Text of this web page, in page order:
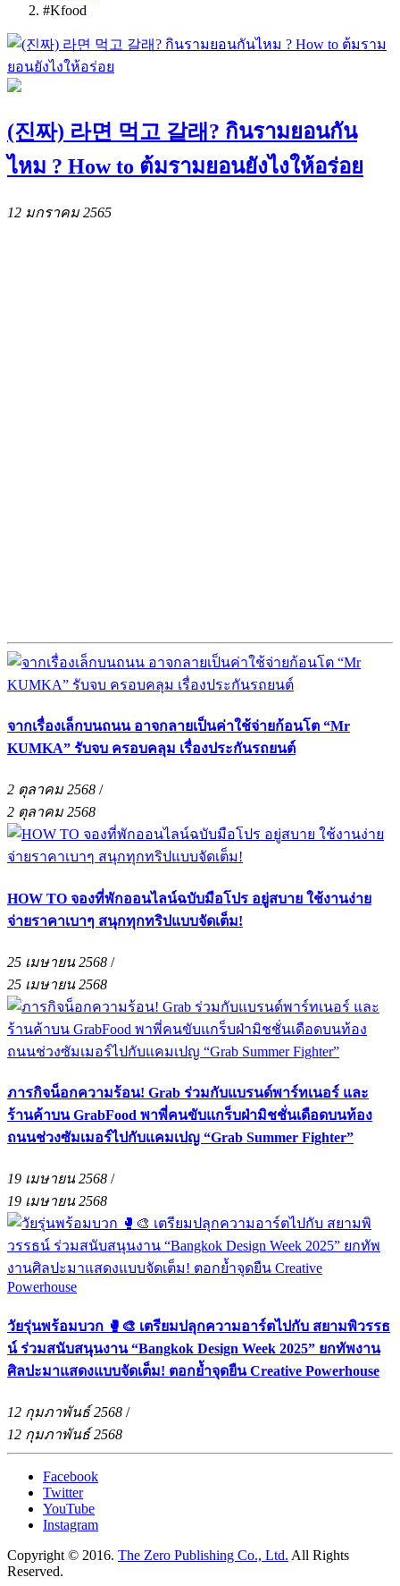
#Kfood
(진짜) 라면 먹고 갈래? กินรามยอนกัน
ไหม ? How to ต้มรามยอนยังไงให้อร่อย
12 มกราคม 2565
จากเรื่องเล็กบนถนน อาจกลายเป็นค่าใช้จ่ายก้อนโต “Mr
KUMKA” รับจบ ครอบคลุม เรื่องประกันรถยนต์
2 ตุลาคม 2568 /
2 ตุลาคม 2568
HOW TO จองที่พักออนไลน์ฉบับมือโปร อยู่สบาย ใช้งานง่าย
จ่ายราคาเบาๆ สนุกทุกทริปแบบจัดเต็ม!
25 เมษายน 2568 /
25 เมษายน 2568
ภารกิจน็อกความร้อน! Grab ร่วมกับแบรนด์พาร์ทเนอร์ และ
ร้านค้าบน GrabFood พาพี่คนขับแกร็บฝ่ามิชชั่นเดือดบนท้อง
ถนนช่วงซัมเมอร์ไปกับแคมเปญ “Grab Summer Fighter”
19 เมษายน 2568 /
19 เมษายน 2568
วัยรุ่นพร้อมบวก 🥊🎨 เตรียมปลุกความอาร์ตไปกับ สยามพิวรรธ
น์ ร่วมสนับสนุนงาน “Bangkok Design Week 2025” ยกทัพงาน
ศิลปะมาแสดงแบบจัดเต็ม! ตอกย้ำจุดยืน Creative Powerhouse
12 กุมภาพันธ์ 2568 /
12 กุมภาพันธ์ 2568
Facebook
Twitter
YouTube
Instagram
Copyright © 2016. The Zero Publishing Co., Ltd. All Rights
Reserved.